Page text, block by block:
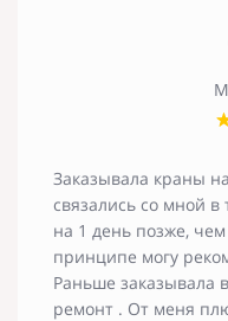
Заказывала краны
связались со мной
на 1 день позже,
принципе могу
Раньше заказывала
ремонт . От меня